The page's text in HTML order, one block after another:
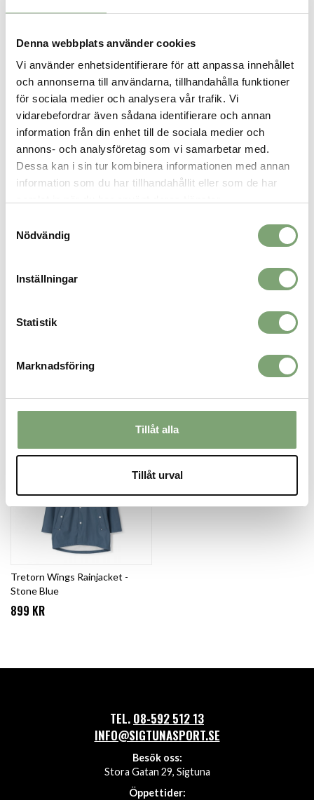
Denna webbplats använder cookies
Vi använder enhetsidentifierare för att anpassa innehållet
och annonserna till användarna, tillhandahålla funktioner
för sociala medier och analysera vår trafik. Vi
vidarebefordrar även sådana identifierare och annan
information från din enhet till de sociala medier och
annons- och analysföretag som vi samarbetar med.
Dessa kan i sin tur kombinera informationen med annan
information som du har tillhandahållit eller som de har
Nödvändig
Inställningar
Statistik
Marknadsföring
Tillåt alla
Tillåt urval
Tretorn Wings Rainjacket -
Sand
Tretorn Wings Rainjacket -
Navy
Tretorn Wings Rainjacket -
949 KR
Tretorn Pu Light Rainponcho -
599 KR
Tretorn Wings Rainjacket -
Stone Blue
899 KR
TEL. 08-592 512 13
INFO@SIGTUNASPORT.SE
Besök oss:
Stora Gatan 29, Sigtuna
Öppettider: